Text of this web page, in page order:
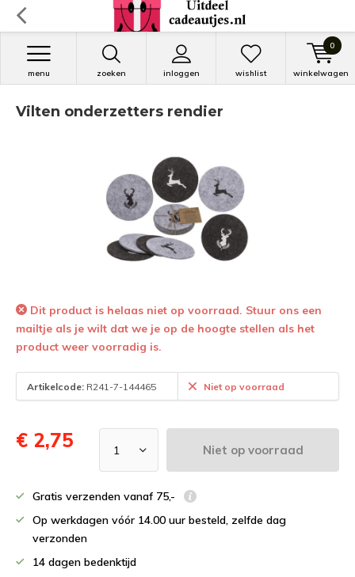
zoeken inloggen
menu wishlist winkelwagen
0
Vilten onderzetters rendier
Dit product is helaas niet op voorraad. Stuur ons een
mailtje als je wilt dat we je op de hoogte stellen als het
product weer voorradig is.
Artikelcode: R241-7-144465 Niet op voorraad
€ 2,75 Niet op voorraad
Gratis verzenden vanaf 75,-
Op werkdagen vóór 14.00 uur besteld, zelfde dag
verzonden
14 dagen bedenktijd